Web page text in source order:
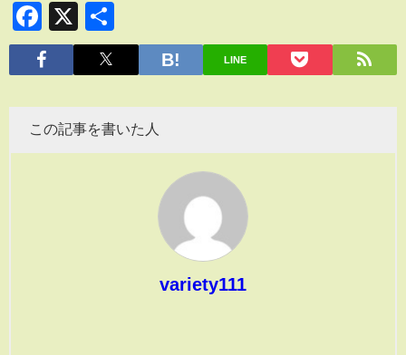
Facebook
X
有
LINE
この記事を書いた人
variety111